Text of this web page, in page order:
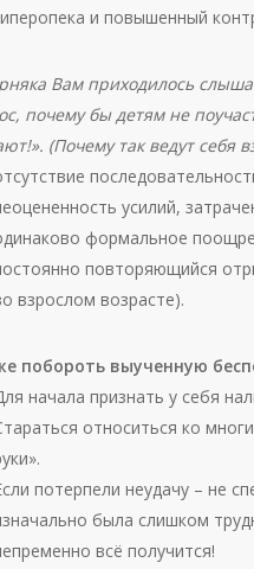
и повышенный
Вам приходилось
почему бы детям не
(Почему так ведут себя
усилий,
формальное
повторяющийся
взрослом возрасте).
побороть выученную
начала признать у себя
относиться ко
потерпели неудачу – не
была слишком
всё получится!